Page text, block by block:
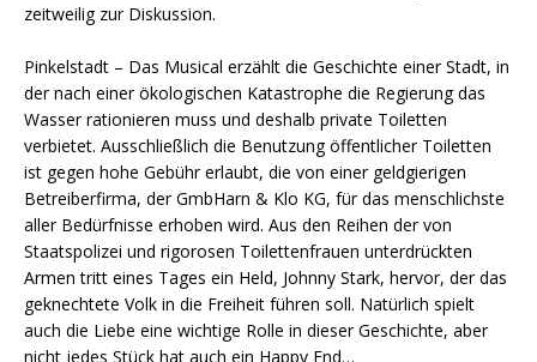
zeitweilig zur Diskussion.
Pinkelstadt – Das Musical erzählt die Geschichte einer Stadt, in
der nach einer ökologischen Katastrophe die Regierung das
Wasser rationieren muss und deshalb private Toiletten
verbietet. Ausschließlich die Benutzung öffentlicher Toiletten
ist gegen hohe Gebühr erlaubt, die von einer geldgierigen
Betreiberfirma, der GmbHarn & Klo KG, für das menschlichste
aller Bedürfnisse erhoben wird. Aus den Reihen der von
Staatspolizei und rigorosen Toilettenfrauen unterdrückten
Armen tritt eines Tages ein Held, Johnny Stark, hervor, der das
geknechtete Volk in die Freiheit führen soll. Natürlich spielt
auch die Liebe eine wichtige Rolle in dieser Geschichte, aber
nicht jedes Stück hat auch ein Happy End…